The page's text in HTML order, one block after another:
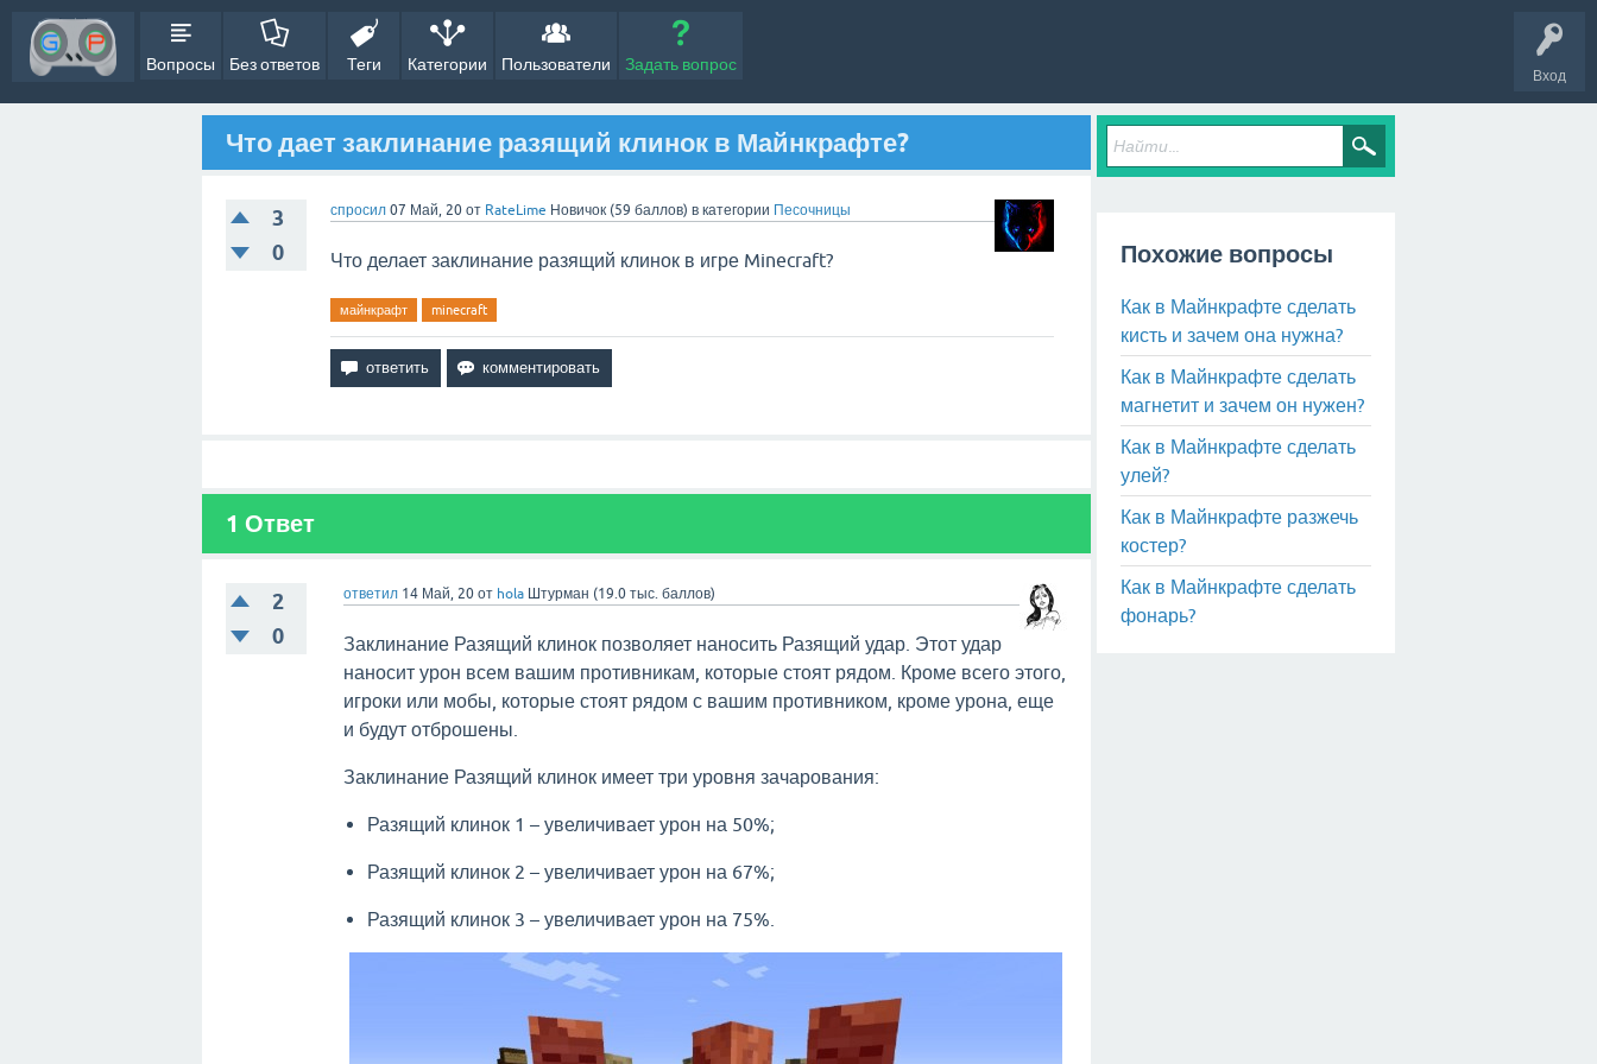
Вход
Вопросы Без ответов Теги Категории Пользователи Задать вопрос
Что дает заклинание разящий клинок в Майнкрафте?
3
0
спросил 07 Май, 20 от RateLime Новичок (59 баллов) в категории Песочницы
Что делает заклинание разящий клинок в игре Minecraft?
майнкрафт minecraft
1 Ответ
2
0
ответил 14 Май, 20 от hola Штурман (19.0 тыс. баллов)
Заклинание Разящий клинок позволяет наносить Разящий удар. Этот удар
наносит урон всем вашим противникам, которые стоят рядом. Кроме всего этого,
игроки или мобы, которые стоят рядом с вашим противником, кроме урона, еще
и будут отброшены.
Заклинание Разящий клинок имеет три уровня зачарования:
Разящий клинок 1 – увеличивает урон на 50%;
Разящий клинок 2 – увеличивает урон на 67%;
Разящий клинок 3 – увеличивает урон на 75%.
Похожие вопросы
Как в Майнкрафте сделать
кисть и зачем она нужна?
Как в Майнкрафте сделать
магнетит и зачем он нужен?
Как в Майнкрафте сделать
улей?
Как в Майнкрафте разжечь
костер?
Как в Майнкрафте сделать
фонарь?